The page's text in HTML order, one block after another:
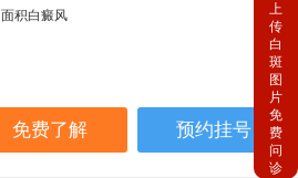
面积白癜风
免费了解 预约挂号
上
传
白
斑
图
片
免
费
问
诊